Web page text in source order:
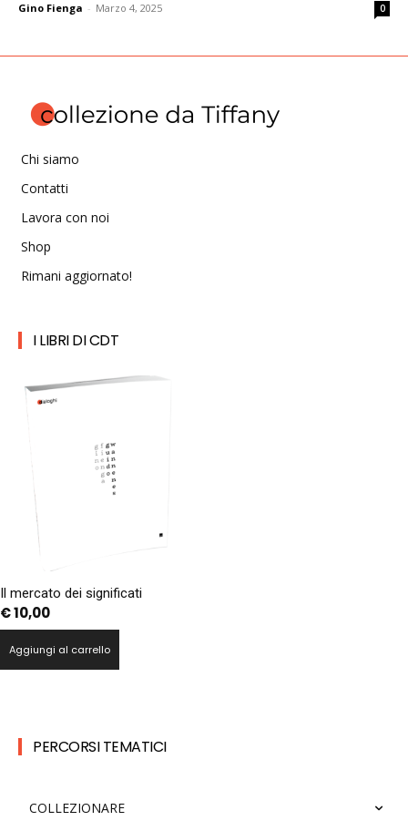
Gino Fienga - Marzo 4, 2025 0
Chi siamo
Contatti
Lavora con noi
Shop
Rimani aggiornato!
I LIBRI DI CDT
Il mercato dei significati
€10,00
Aggiungi al carrello
PERCORSI TEMATICI
COLLEZIONARE